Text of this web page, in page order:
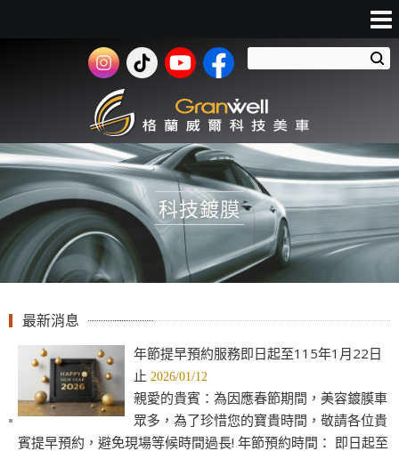
科技鍍膜
最新消息
年節提早預約服務即日起至115年1月22日
止 2026/01/12
親愛的貴賓：為因應春節期間，美容鍍膜車
眾多，為了珍惜您的寶貴時間，敬請各位貴
賓提早預約，避免現場等候時間過長! 年節預約時間： 即日起至